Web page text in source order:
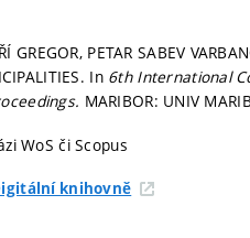
GREGOR, PETAR SABEV
In 6th International
MARIBOR: UNIV
WoS či Scopus
knihovně